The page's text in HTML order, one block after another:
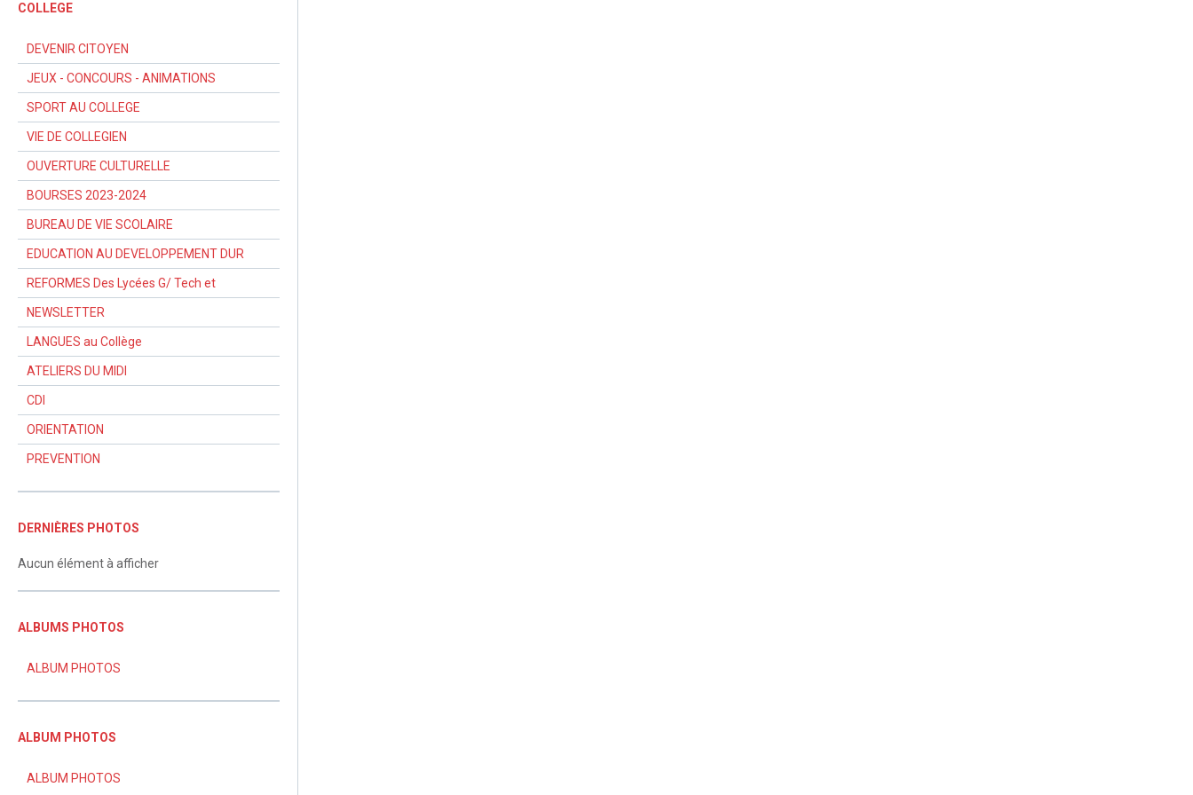
COLLEGE
DEVENIR CITOYEN
JEUX - CONCOURS - ANIMATIONS
SPORT AU COLLEGE
VIE DE COLLEGIEN
OUVERTURE CULTURELLE
BOURSES 2023-2024
BUREAU DE VIE SCOLAIRE
EDUCATION AU DEVELOPPEMENT DUR
REFORMES Des Lycées G/ Tech et
NEWSLETTER
LANGUES au Collège
ATELIERS DU MIDI
CDI
ORIENTATION
PREVENTION
DERNIÈRES PHOTOS
Aucun élément à afficher
ALBUMS PHOTOS
ALBUM PHOTOS
ALBUM PHOTOS
ALBUM PHOTOS